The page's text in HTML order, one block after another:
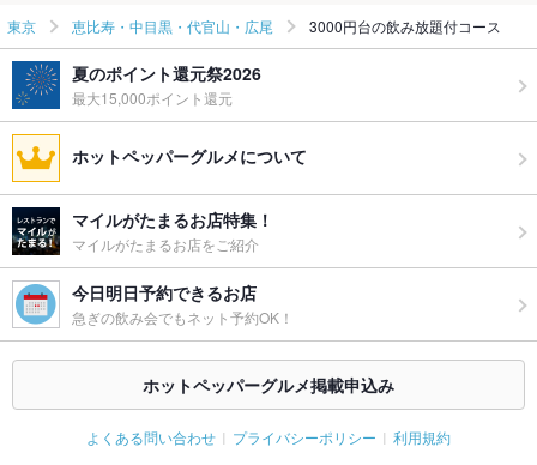
東京 恵比寿・中目黒・代官山・広尾 3000円台の飲み放題付コース
夏のポイント還元祭2026
最大15,000ポイント還元
ホットペッパーグルメについて
マイルがたまるお店特集！
マイルがたまるお店をご紹介
今日明日予約できるお店
急ぎの飲み会でもネット予約OK！
ホットペッパーグルメ掲載申込み
よくある問い合わせ プライバシーポリシー 利用規約